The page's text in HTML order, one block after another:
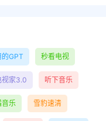
的GPT 秒看电视
视家3.0 听下音乐
乐 雪豹速清